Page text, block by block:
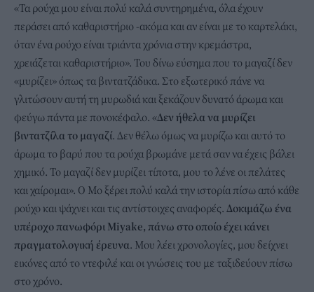
«Τα ρούχα μου είναι πολύ καλά συντηρημένα, όλα έχουν
περάσει από καθαριστήριο -ακόμα και αν είναι με το καρτελάκι,
όταν ένα ρούχο είναι τριάντα χρόνια στην κρεμάστρα,
χρειάζεται καθαριστήριο». Του δίνω εύσημα που το μαγαζί δεν
«μυρίζει» όπως τα βιντατζάδικα. Στο εξωτερικό πάνε να
γλιτώσουν αυτή τη μυρωδιά και ξεκάζουν δυνατό άρωμα και
φεύγω πάντα με πονοκέφαλο. «Δεν ήθελα να μυρίζει
βιντατζίλα το μαγαζί. Δεν θέλω όμως να μυρίζω και αυτό το
άρωμα το βαρύ που τα ρούχα βρωμάνε μετά σαν να έχεις βάλει
χημικό. Το μαγαζί δεν μυρίζει τίποτα, μου το λένε οι πελάτες
και χαίρομαι». Ο Μο ξέρει πολύ καλά την ιστορία πίσω από κάθε
ρούχο και ψάχνει και τις αντίστοιχες αναφορές. Δοκιμάζω ένα
υπέροχο πανωφόρι Miyake, πάνω στο οποίο έχει κάνει
πραγματολογική έρευνα. Μου λέει χρονολογίες, μου δείχνει
εικόνες από το ντεφιλέ και οι γνώσεις του με ταξιδεύουν πίσω
στο χρόνο.